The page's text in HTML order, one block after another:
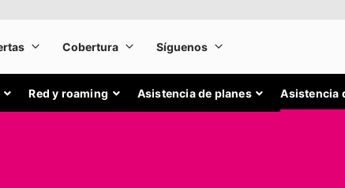
Red y roaming Asistencia de planes Asistencia